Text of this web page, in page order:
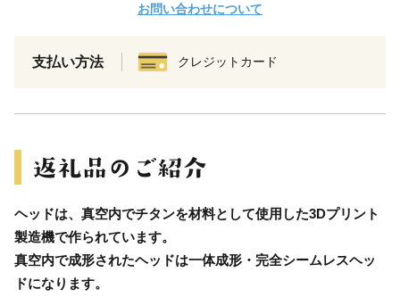
お問い合わせについて
支払い方法 クレジットカード
ヘッドは、真空内でチタンを材料として使用した3Dプリント
製造機で作られています。
真空内で成形されたヘッドは一体成形・完全シームレスヘッ
ドになります。